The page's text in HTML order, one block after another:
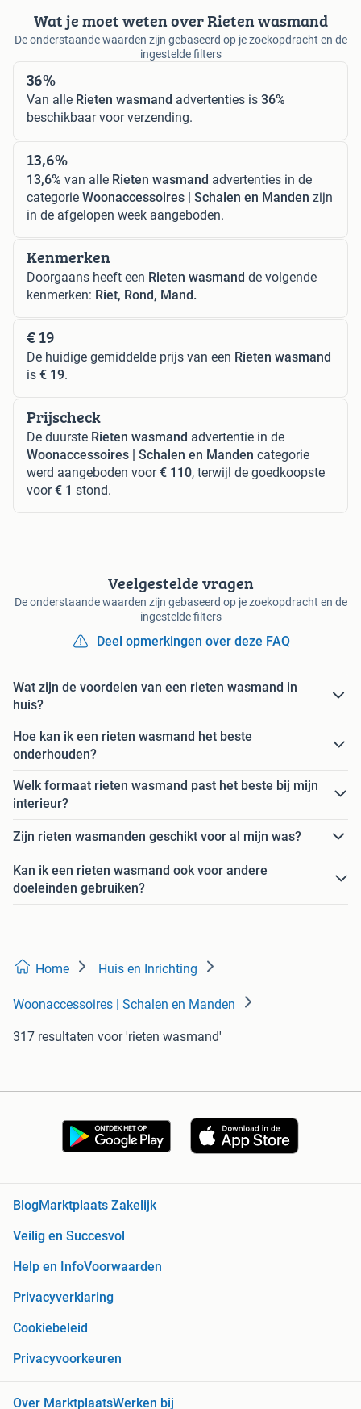
Wat je moet weten over Rieten wasmand
De onderstaande waarden zijn gebaseerd op je zoekopdracht en de
ingestelde filters
36%
Van alle Rieten wasmand advertenties is 36%
beschikbaar voor verzending.
13,6%
13,6% van alle Rieten wasmand advertenties in de
categorie Woonaccessoires | Schalen en Manden zijn
in de afgelopen week aangeboden.
Kenmerken
Doorgaans heeft een Rieten wasmand de volgende
kenmerken: Riet, Rond, Mand.
€ 19
De huidige gemiddelde prijs van een Rieten wasmand
is € 19.
Prijscheck
De duurste Rieten wasmand advertentie in de
Woonaccessoires | Schalen en Manden categorie
werd aangeboden voor€ 110, terwijl de goedkoopste
voor€ 1 stond.
Veelgestelde vragen
De onderstaande waarden zijn gebaseerd op je zoekopdracht en de
ingestelde filters
Deel opmerkingen over deze FAQ
Wat zijn de voordelen van een rieten wasmand in
huis?
Hoe kan ik een rieten wasmand het beste
onderhouden?
Welk formaat rieten wasmand past het beste bij mijn
interieur?
Zijn rieten wasmanden geschikt voor al mijn was?
Kan ik een rieten wasmand ook voor andere
doeleinden gebruiken?
Home Huis en Inrichting
Woonaccessoires | Schalen en Manden
317 resultaten voor 'rieten wasmand'
BlogMarktplaats Zakelijk
Veilig en Succesvol
Help en InfoVoorwaarden
Privacyverklaring
Cookiebeleid
Privacyvoorkeuren
Over MarktplaatsWerken bij